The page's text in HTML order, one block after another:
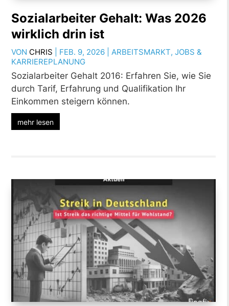
Sozialarbeiter Gehalt: Was 2026
wirklich drin ist
VON CHRIS FEB. 9, 2026 |ARBEITSMARKT,JOBS &
KARRIEREPLANUNG
Sozialarbeiter Gehalt 2016: Erfahren Sie, wie Sie
durch Tarif, Erfahrung und Qualifikation Ihr
Einkommen steigern können.
mehr lesen